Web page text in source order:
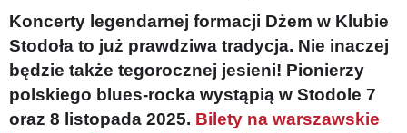
Koncerty legendarnej formacji Dżem w Klubie
Stodoła to już prawdziwa tradycja. Nie inaczej
będzie także tegorocznej jesieni! Pionierzy
polskiego blues-rocka wystąpią w Stodole 7
oraz 8 listopada 2025. Bilety na warszawskie